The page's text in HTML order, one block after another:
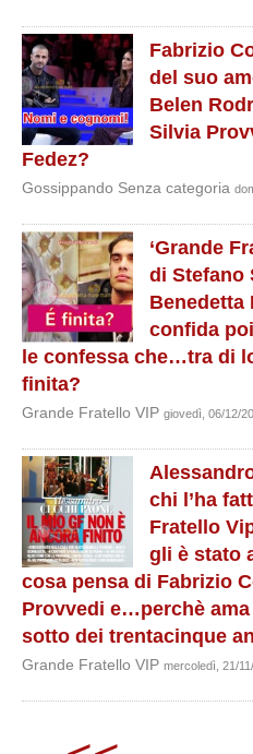
Fabrizio
del suo
Belen
Silvia
Fedez?
Gossippando Senza categoria
‘Grande
di Stefano
Benedetta
confida
le confessa che…tra di
finita?
Grande Fratello VIP giovedì, 06/12/
chi l’ha
Fratello
gli è stato
cosa pensa di Fabrizio
Provvedi e…perchè
sotto dei trentacinque
Grande Fratello VIP mercoledì, 21/